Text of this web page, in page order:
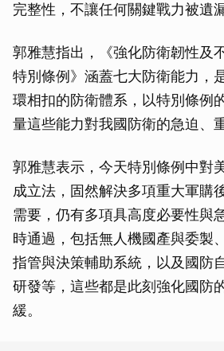
完整性，不讓任何關鍵戰力被遺漏
郭雅慧指出，《強化防衛韌性及
特別條例》涵蓋七大防衛能力，
環相扣的防衛體系，以特別條例
量這些能力對我國防衛的急迫、
郭雅慧表示，今天特別條例中對
成立法，固然解決多項重大軍購
需要，仍有多項具高度必要性與
時通過，包括無人機國產與委製
指管與決策輔助系統，以及國防
研發等，這些都是此刻強化國防
緩。